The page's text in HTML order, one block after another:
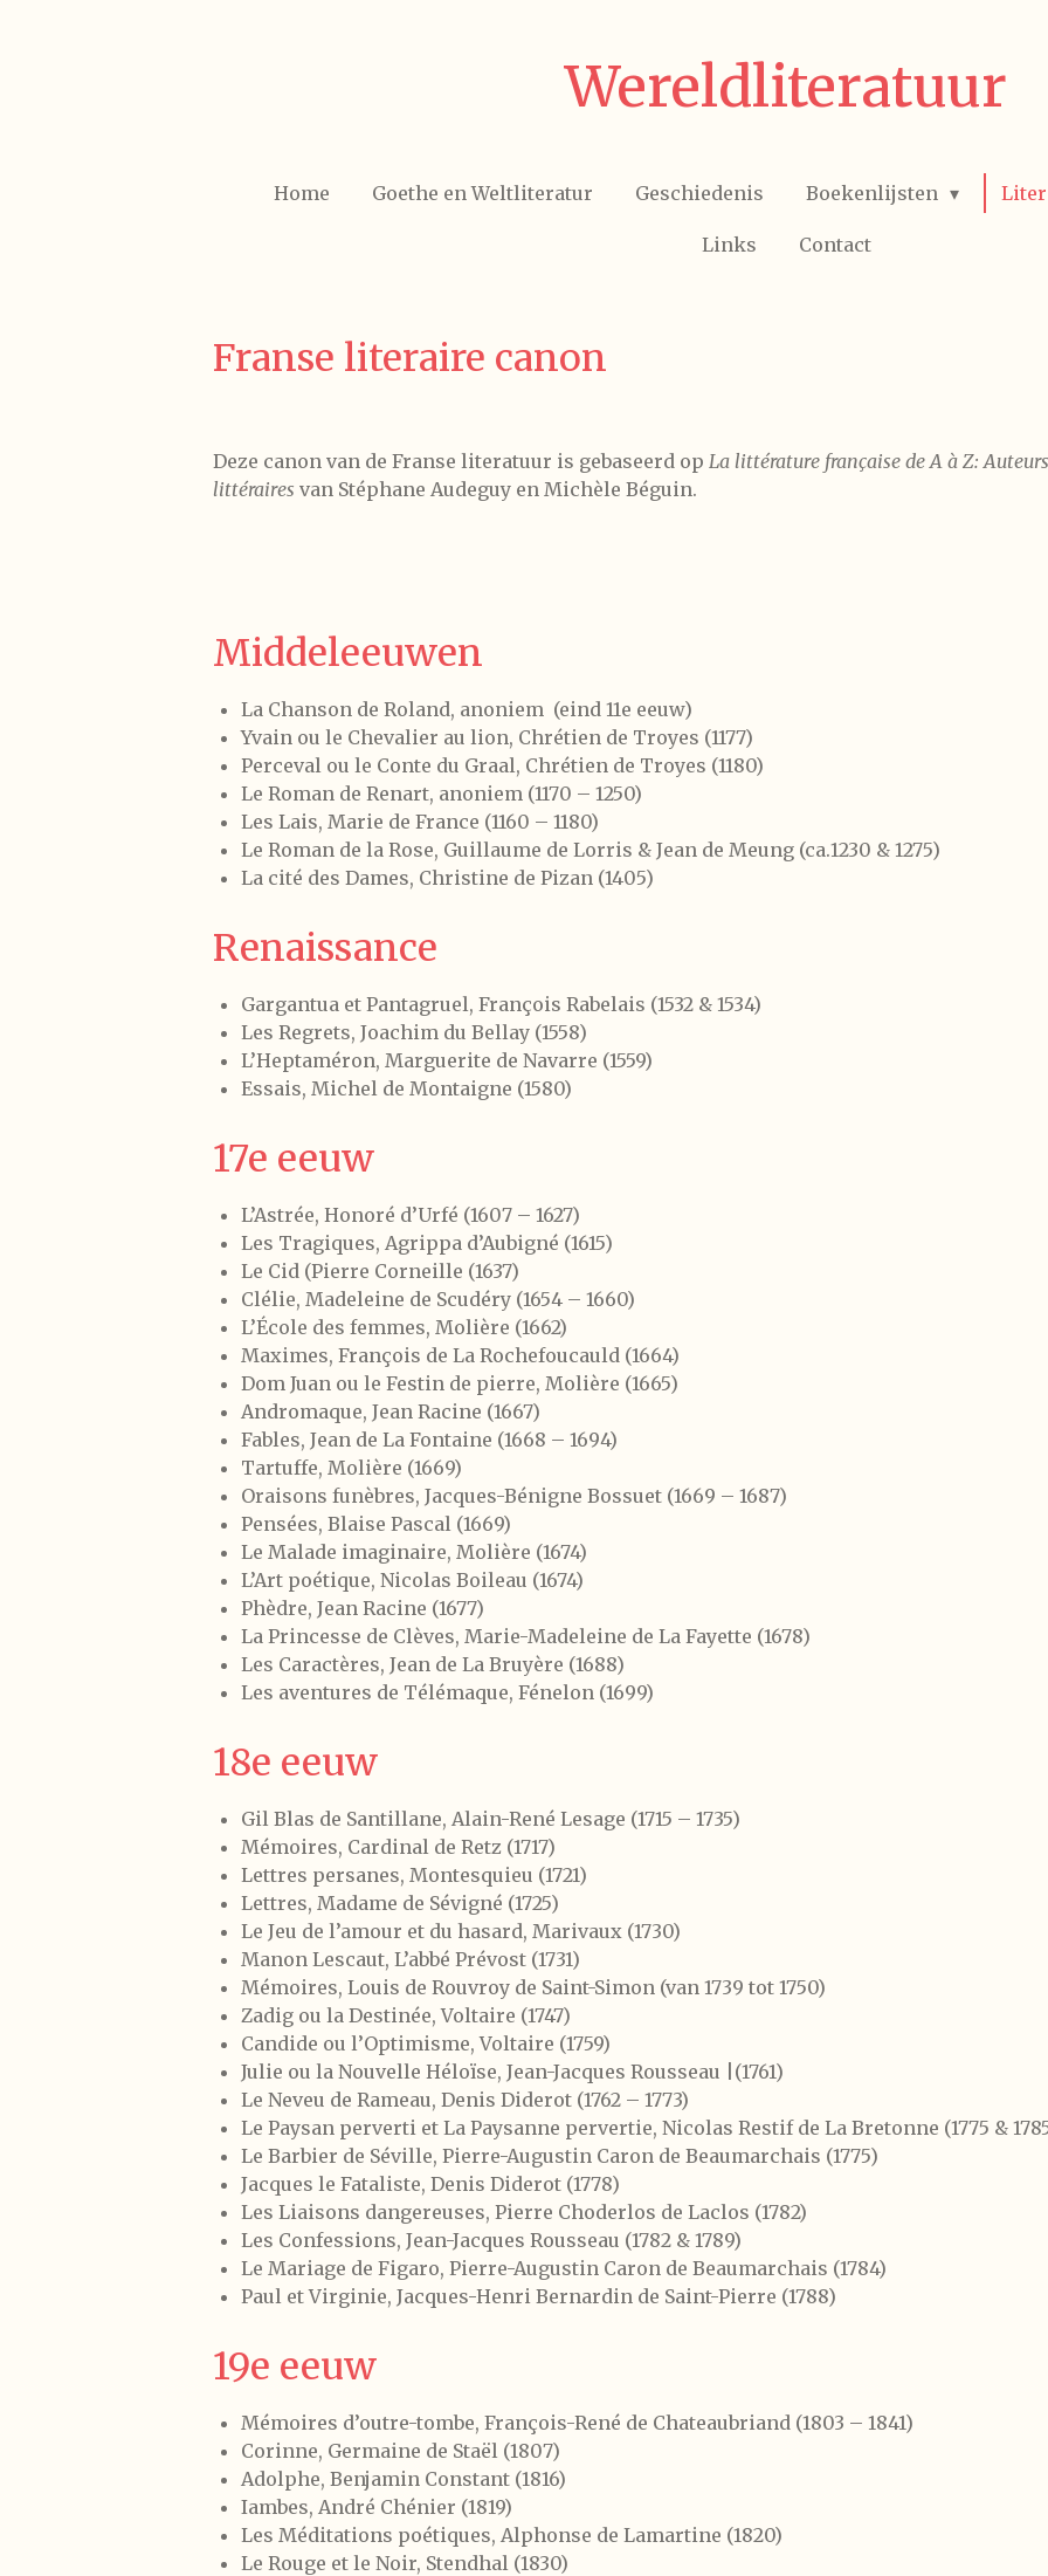
Wereldliteratuur
Home Goethe en Weltliteratur Geschiedenis Boekenlijsten
Links Contact
Franse literaire canon
Deze canon van de Franse literatuur is gebaseerd op La littérature française de A à Z:
littéraires van Stéphane Audeguy en Michèle Béguin.
Middeleeuwen
La Chanson de Roland, anoniem (eind 11e eeuw)
Yvain ou le Chevalier au lion, Chrétien de Troyes (1177)
Perceval ou le Conte du Graal, Chrétien de Troyes (1180)
Le Roman de Renart, anoniem (1170 – 1250)
Les Lais, Marie de France (1160 – 1180)
Le Roman de la Rose, Guillaume de Lorris & Jean de Meung (ca.1230 & 1275)
La cité des Dames, Christine de Pizan (1405)
Renaissance
Gargantua et Pantagruel, François Rabelais (1532 & 1534)
Les Regrets, Joachim du Bellay (1558)
L’Heptaméron, Marguerite de Navarre (1559)
Essais, Michel de Montaigne (1580)
17e eeuw
L’Astrée, Honoré d’Urfé (1607 – 1627)
Les Tragiques, Agrippa d’Aubigné (1615)
Le Cid (Pierre Corneille (1637)
Clélie, Madeleine de Scudéry (1654 – 1660)
L’École des femmes, Molière (1662)
Maximes, François de La Rochefoucauld (1664)
Dom Juan ou le Festin de pierre, Molière (1665)
Andromaque, Jean Racine (1667)
Fables, Jean de La Fontaine (1668 – 1694)
Tartuffe, Molière (1669)
Oraisons funèbres, Jacques-Bénigne Bossuet (1669 – 1687)
Pensées, Blaise Pascal (1669)
Le Malade imaginaire, Molière (1674)
L’Art poétique, Nicolas Boileau (1674)
Phèdre, Jean Racine (1677)
La Princesse de Clèves, Marie-Madeleine de La Fayette (1678)
Les Caractères, Jean de La Bruyère (1688)
Les aventures de Télémaque, Fénelon (1699)
18e eeuw
Gil Blas de Santillane, Alain-René Lesage (1715 – 1735)
Mémoires, Cardinal de Retz (1717)
Lettres persanes, Montesquieu (1721)
Lettres, Madame de Sévigné (1725)
Le Jeu de l’amour et du hasard, Marivaux (1730)
Manon Lescaut, L’abbé Prévost (1731)
Mémoires, Louis de Rouvroy de Saint-Simon (van 1739 tot 1750)
Zadig ou la Destinée, Voltaire (1747)
Candide ou l’Optimisme, Voltaire (1759)
Julie ou la Nouvelle Héloïse, Jean-Jacques Rousseau |(1761)
Le Neveu de Rameau, Denis Diderot (1762 – 1773)
Le Paysan perverti et La Paysanne pervertie, Nicolas Restif de La Bretonne (1775 &
Le Barbier de Séville, Pierre-Augustin Caron de Beaumarchais (1775)
Jacques le Fataliste, Denis Diderot (1778)
Les Liaisons dangereuses, Pierre Choderlos de Laclos (1782)
Les Confessions, Jean-Jacques Rousseau (1782 & 1789)
Le Mariage de Figaro, Pierre-Augustin Caron de Beaumarchais (1784)
Paul et Virginie, Jacques-Henri Bernardin de Saint-Pierre (1788)
19e eeuw
Mémoires d’outre-tombe, François-René de Chateaubriand (1803 – 1841)
Corinne, Germaine de Staël (1807)
Adolphe, Benjamin Constant (1816)
Iambes, André Chénier (1819)
Les Méditations poétiques, Alphonse de Lamartine (1820)
Le Rouge et le Noir, Stendhal (1830)